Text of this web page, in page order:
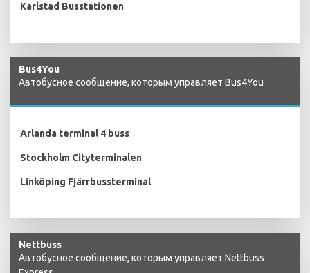
Karlstad Busstationen
Bus4You
Автобусное сообщение, которым управляет Bus4You
Arlanda terminal 4 buss
Stockholm Cityterminalen
Linköping Fjärrbussterminal
Nettbuss
Автобусное сообщение, которым управляет Nettbuss